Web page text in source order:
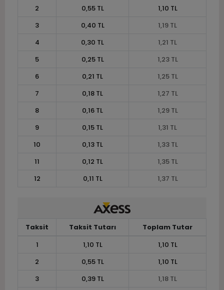
2 0,55 TL
1,10 TL
3
0,40 TL
1,19 TL
4
0,30 TL
1,21 TL
5
0,25 TL
1,23 TL
6
0,21 TL
1,25 TL
7
0,18 TL
1,27 TL
8
0,16 TL
1,29 TL
9
0,15 TL
1,31 TL
10
0,13 TL
1,33 TL
11
0,12 TL
1,35 TL
12
0,11 TL 1,37 TL
Taksit Taksit Tutarı
Toplam Tutar
1
1,10 TL
1,10 TL
2
0,55 TL
1,10 TL
3
0,39 TL
1,18 TL